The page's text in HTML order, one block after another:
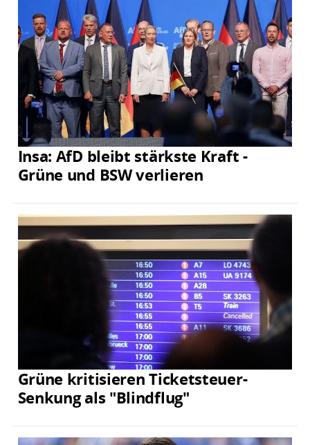
Insa: AfD bleibt stärkste Kraft -
Grüne und BSW verlieren
Grüne kritisieren Ticketsteuer-
Senkung als "Blindflug"